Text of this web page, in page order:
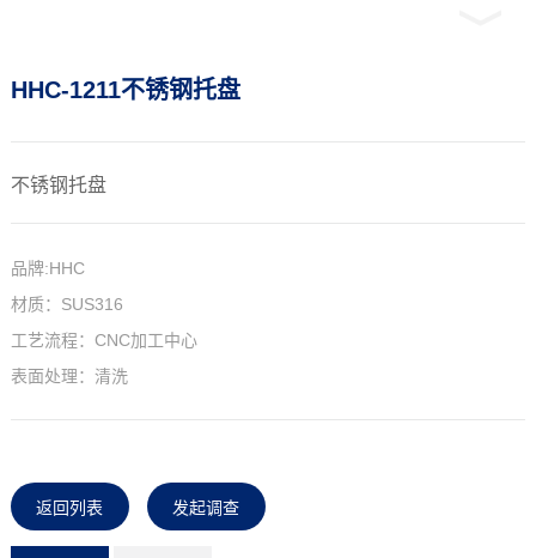
HHC-1211不锈钢托盘
不锈钢托盘
品牌:HHC
材质：SUS316
工艺流程：CNC加工中心
表面处理：清洗
返回列表 发起调查